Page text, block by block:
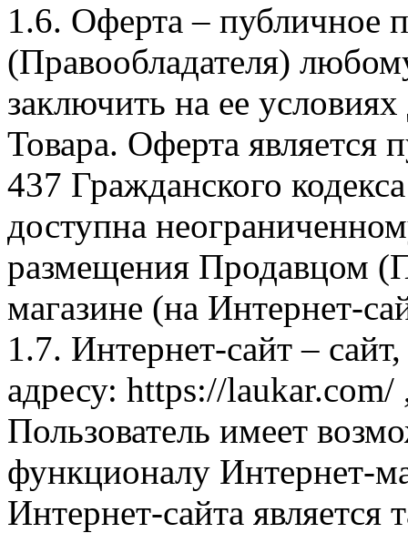
1.6. Оферта – публичное
(Правообладателя)
заключить на ее
Товара. Оферта является
437 Гражданского
доступна
размещения Продавцом
магазине (на Интернет-
1.7. Интернет-сайт –
адресу: https://laukar.com/
Пользователь имеет
функционалу Интернет-
Интернет-сайта